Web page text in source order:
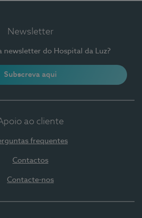
Newsletter
newsletter do Hospital da Luz?
Subscreva aqui
ao cliente
frequentes
Contactos
Contacte-nos